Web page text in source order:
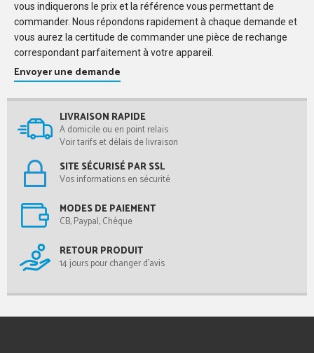
vous indiquerons le prix et la référence vous permettant de
commander. Nous répondons rapidement à chaque demande et
vous aurez la certitude de commander une pièce de rechange
correspondant parfaitement à votre appareil.
Envoyer une demande
LIVRAISON RAPIDE
A domicile ou en point relais
Voir tarifs et délais de livraison
SITE SÉCURISÉ PAR SSL
Vos informations en sécurité
MODES DE PAIEMENT
CB, Paypal, Chèque
RETOUR PRODUIT
14 jours pour changer d'avis